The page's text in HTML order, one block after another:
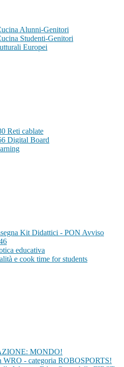
Alunni-Genitori
Studenti-Genitori
Europei
Reti cablate
Digital Board
Kit Didattici - PON Avviso
educativa
e cook time for students
MONDO!
WRO - categoria ROBOSPORTS!